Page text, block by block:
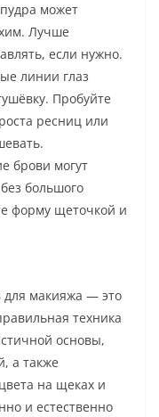
может
Лучше
если нужно.
линии глаз
Пробуйте
ресниц или
брови могут
большого
форму щеточкой и
для макияжа — это
техника
основы,
а также
на щеках и
и естественно